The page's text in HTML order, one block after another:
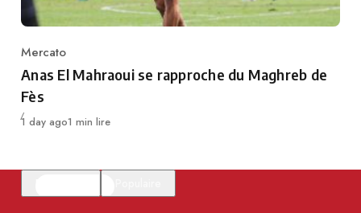
Category
Mercato
Anas El Mahraoui se rapproche du Maghreb de
Fès
Publié
1 day ago1 min lire